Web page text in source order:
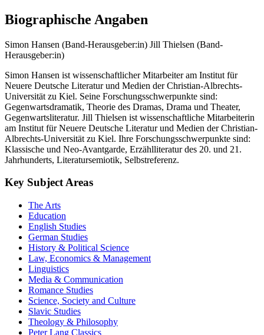
Biographische Angaben
Simon Hansen (Band-Herausgeber:in) Jill Thielsen (Band-
Herausgeber:in)
Simon Hansen ist wissenschaftlicher Mitarbeiter am Institut für
Neuere Deutsche Literatur und Medien der Christian-Albrechts-
Universität zu Kiel. Seine Forschungsschwerpunkte sind:
Gegenwartsdramatik, Theorie des Dramas, Drama und Theater,
Gegenwartsliteratur. Jill Thielsen ist wissenschaftliche Mitarbeiterin
am Institut für Neuere Deutsche Literatur und Medien der Christian-
Albrechts-Universität zu Kiel. Ihre Forschungsschwerpunkte sind:
Klassische und Neo-Avantgarde, Erzählliteratur des 20. und 21.
Jahrhunderts, Literatursemiotik, Selbstreferenz.
Key Subject Areas
The Arts
Education
English Studies
German Studies
History & Political Science
Law, Economics & Management
Linguistics
Media & Communication
Romance Studies
Science, Society and Culture
Slavic Studies
Theology & Philosophy
Peter Lang Classics